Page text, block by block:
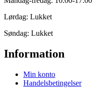
Lørdag: Lukket
Søndag: Lukket
Information
Min konto
Handelsbetingelser